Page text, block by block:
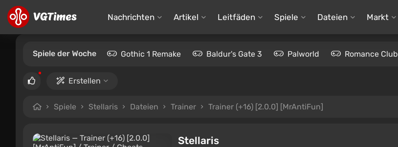
Nachrichten Artikel Leitfäden Spiele Dateien Markt
Spiele der Woche Gothic 1 Remake Baldur's Gate 3 Palworld Romance Club
Erstellen
Spiele Stellaris Dateien Trainer Trainer (+16) [2.0.0] [MrAntiFun]
Stellaris